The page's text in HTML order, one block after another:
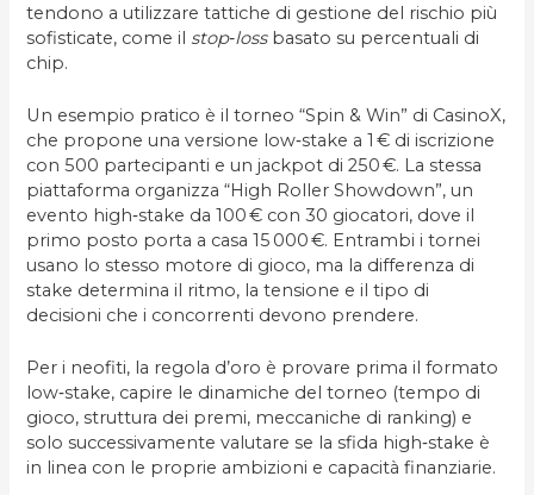
tendono a utilizzare tattiche di gestione del rischio più
sofisticate, come il stop‑lossbasato su percentuali di
chip.
Un esempio pratico è il torneo “Spin & Win” di CasinoX,
che propone una versione low‑stake a 1 € di iscrizione
con 500 partecipanti e un jackpot di 250 €. La stessa
piattaforma organizza “High Roller Showdown”, un
evento high‑stake da 100 € con 30 giocatori, dove il
primo posto porta a casa 15 000 €. Entrambi i tornei
usano lo stesso motore di gioco, ma la differenza di
stake determina il ritmo, la tensione e il tipo di
decisioni che i concorrenti devono prendere.
Per i neofiti, la regola d’oro è provare prima il formato
low‑stake, capire le dinamiche del torneo (tempo di
gioco, struttura dei premi, meccaniche di ranking) e
solo successivamente valutare se la sfida high‑stake è
in linea con le proprie ambizioni e capacità finanziarie.